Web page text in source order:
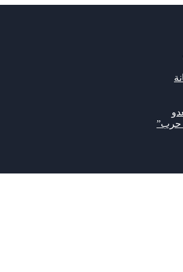
حرب”